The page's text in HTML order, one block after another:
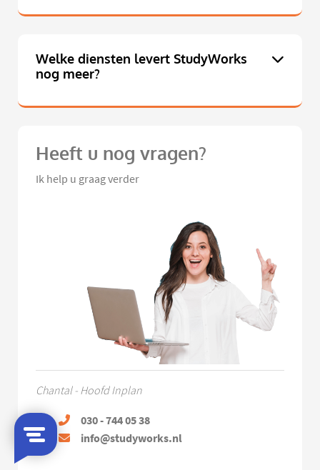
Welke diensten levert StudyWorks
nog meer?
Heeft u nog vragen?
Ik help u graag verder
Chantal - Hoofd Inplan
030 - 744 05 38
info@studyworks.nl